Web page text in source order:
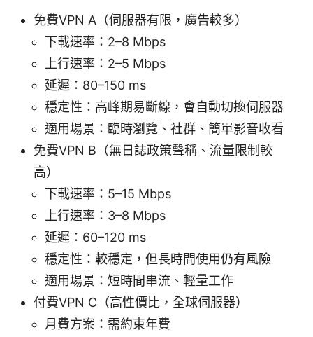
免費VPN A（伺服器有限，廣告較多）
下載速率：2–8 Mbps
上行速率：2–5 Mbps
延遲：80–150 ms
穩定性：高峰期易斷線，會自動切換伺服器
適用場景：臨時瀏覽、社群、簡單影音收看
免費VPN B（無日誌政策聲稱、流量限制較
高）
下載速率：5–15 Mbps
上行速率：3–8 Mbps
延遲：60–120 ms
穩定性：較穩定，但長時間使用仍有風險
適用場景：短時間串流、輕量工作
付費VPN C（高性價比，全球伺服器）
月費方案：需約束年費